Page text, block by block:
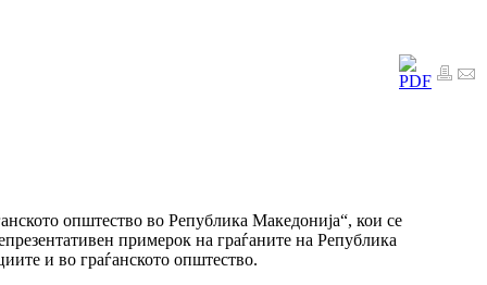
општество во Република Македонија“, кои се
примерок на граѓаните на Република
и во граѓанското општество.